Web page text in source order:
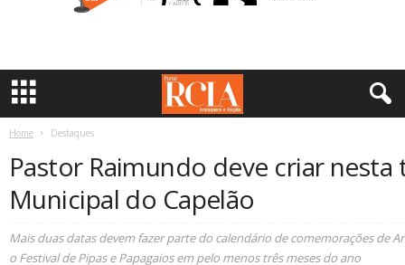
a
Home Destaques
Pastor Raimundo deve criar nesta
Municipal do Capelão
Mais duas datas devem fazer parte do calendário de comemorações de
o Festival de Pipas e Papagaios em pelo menos três meses do ano